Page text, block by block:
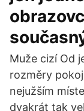
Muže cizí Od
rozměry
nejužším
dvakrát tak